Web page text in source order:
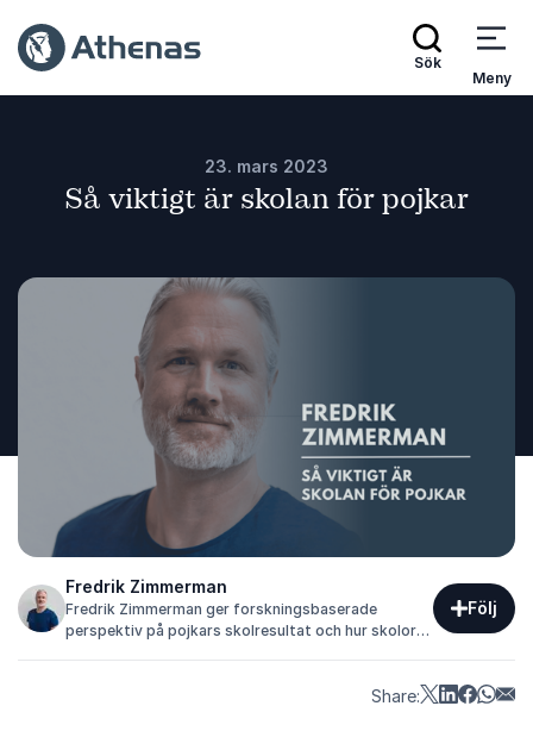
Sök
Meny
23. mars 2023
Så viktigt är skolan för pojkar
Fredrik Zimmerman
Fredrik Zimmerman ger forskningsbaserade
perspektiv på pojkars skolresultat och hur skolor
Följ
Share: